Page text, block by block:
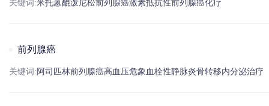
关键词:米托蒽醌泼尼松前列腺癌激素抵抗性前列腺癌化疗
前列腺癌
关键词: 阿司匹林前列腺癌高血压危象 血栓性静脉炎骨转移内分泌治疗